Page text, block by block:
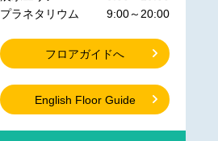
プラネタリウム
9:00～20:00
フロアガイドへ
English Floor Guide